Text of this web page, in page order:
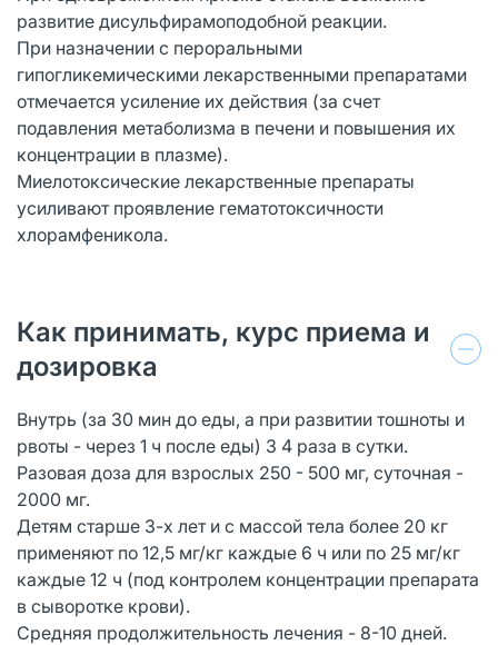
развитие дисульфирамоподобной реакции.
При назначении с пероральными
гипогликемическими лекарственными препаратами
отмечается усиление их действия (за счет
подавления метаболизма в печени и повышения их
концентрации в плазме).
Миелотоксические лекарственные препараты
усиливают проявление гематотоксичности
хлорамфеникола.
Как принимать, курс приема и
дозировка
Внутрь (за 30 мин до еды, а при развитии тошноты и
рвоты - через 1 ч после еды) 3 4 раза в сутки.
Разовая доза для взрослых 250 - 500 мг, суточная -
2000 мг.
Детям старше 3-х лет и с массой тела более 20 кг
применяют по 12,5 мг/кг каждые 6 ч или по 25 мг/кг
каждые 12 ч (под контролем концентрации препарата
в сыворотке крови).
Средняя продолжительность лечения - 8-10 дней.